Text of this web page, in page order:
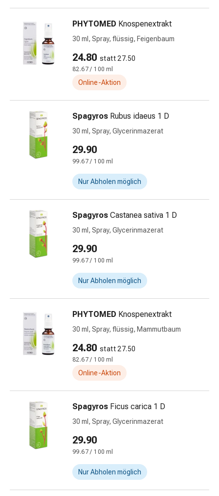
Ohren
Augen
Ohrenbeschwerden
Ohrenpflege
Augentropfen
Augenentzündungen
Augenverbände
Augenhygiene
Herz
&
Kreislauf
Herztherapie
Kompressions-
Strümpfe
Kreislaufbeschwerden
Herznerven-
Störung
Konzentrationsstörung
Heuschnupfen
Antiallergika
Haut
Magen-
Durchfall
Hämorrhoiden
Übelkeit
Verdauung,
Blähungen
Krämpfe
Verstopfung
PHYTOMED Knospenextrakt
30 ml, Spray, flüssig, Feigenbaum
24.80 statt 27.50
82.67 / 100 ml
Online-Aktion
Spagyros Rubus idaeus 1 D
30 ml, Spray, Glycerinmazerat
29.90
99.67 / 100 ml
Nur Abholen möglich
Spagyros Castanea sativa 1 D
30 ml, Spray, Glycerinmazerat
29.90
99.67 / 100 ml
Nur Abholen möglich
PHYTOMED Knospenextrakt
30 ml, Spray, flüssig, Mammutbaum
24.80 statt 27.50
82.67 / 100 ml
Online-Aktion
Spagyros Ficus carica 1 D
30 ml, Spray, Glycerinmazerat
29.90
99.67 / 100 ml
Nur Abholen möglich